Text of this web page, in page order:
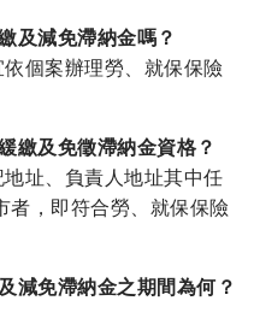
及減免滯納金嗎？
個案辦理勞、就保保險
繳及免徵滯納金資格？
址、負責人地址其中任
者，即符合勞、就保保險
減免滯納金之期間為何？